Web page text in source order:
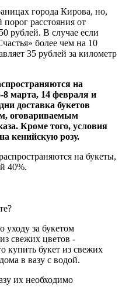
города Кирова, но,
расстояния от
рублей. В случае если
более чем на 10
35 рублей за километр
на
марта, 14 февраля и
доставка букетов
оговариваемым
Кроме того, условия
кенийскую розу.
на букеты,
40%.
уходу за букетом
свежих цветов -
купить букет из свежих
в вазу с водой.
их необходимо